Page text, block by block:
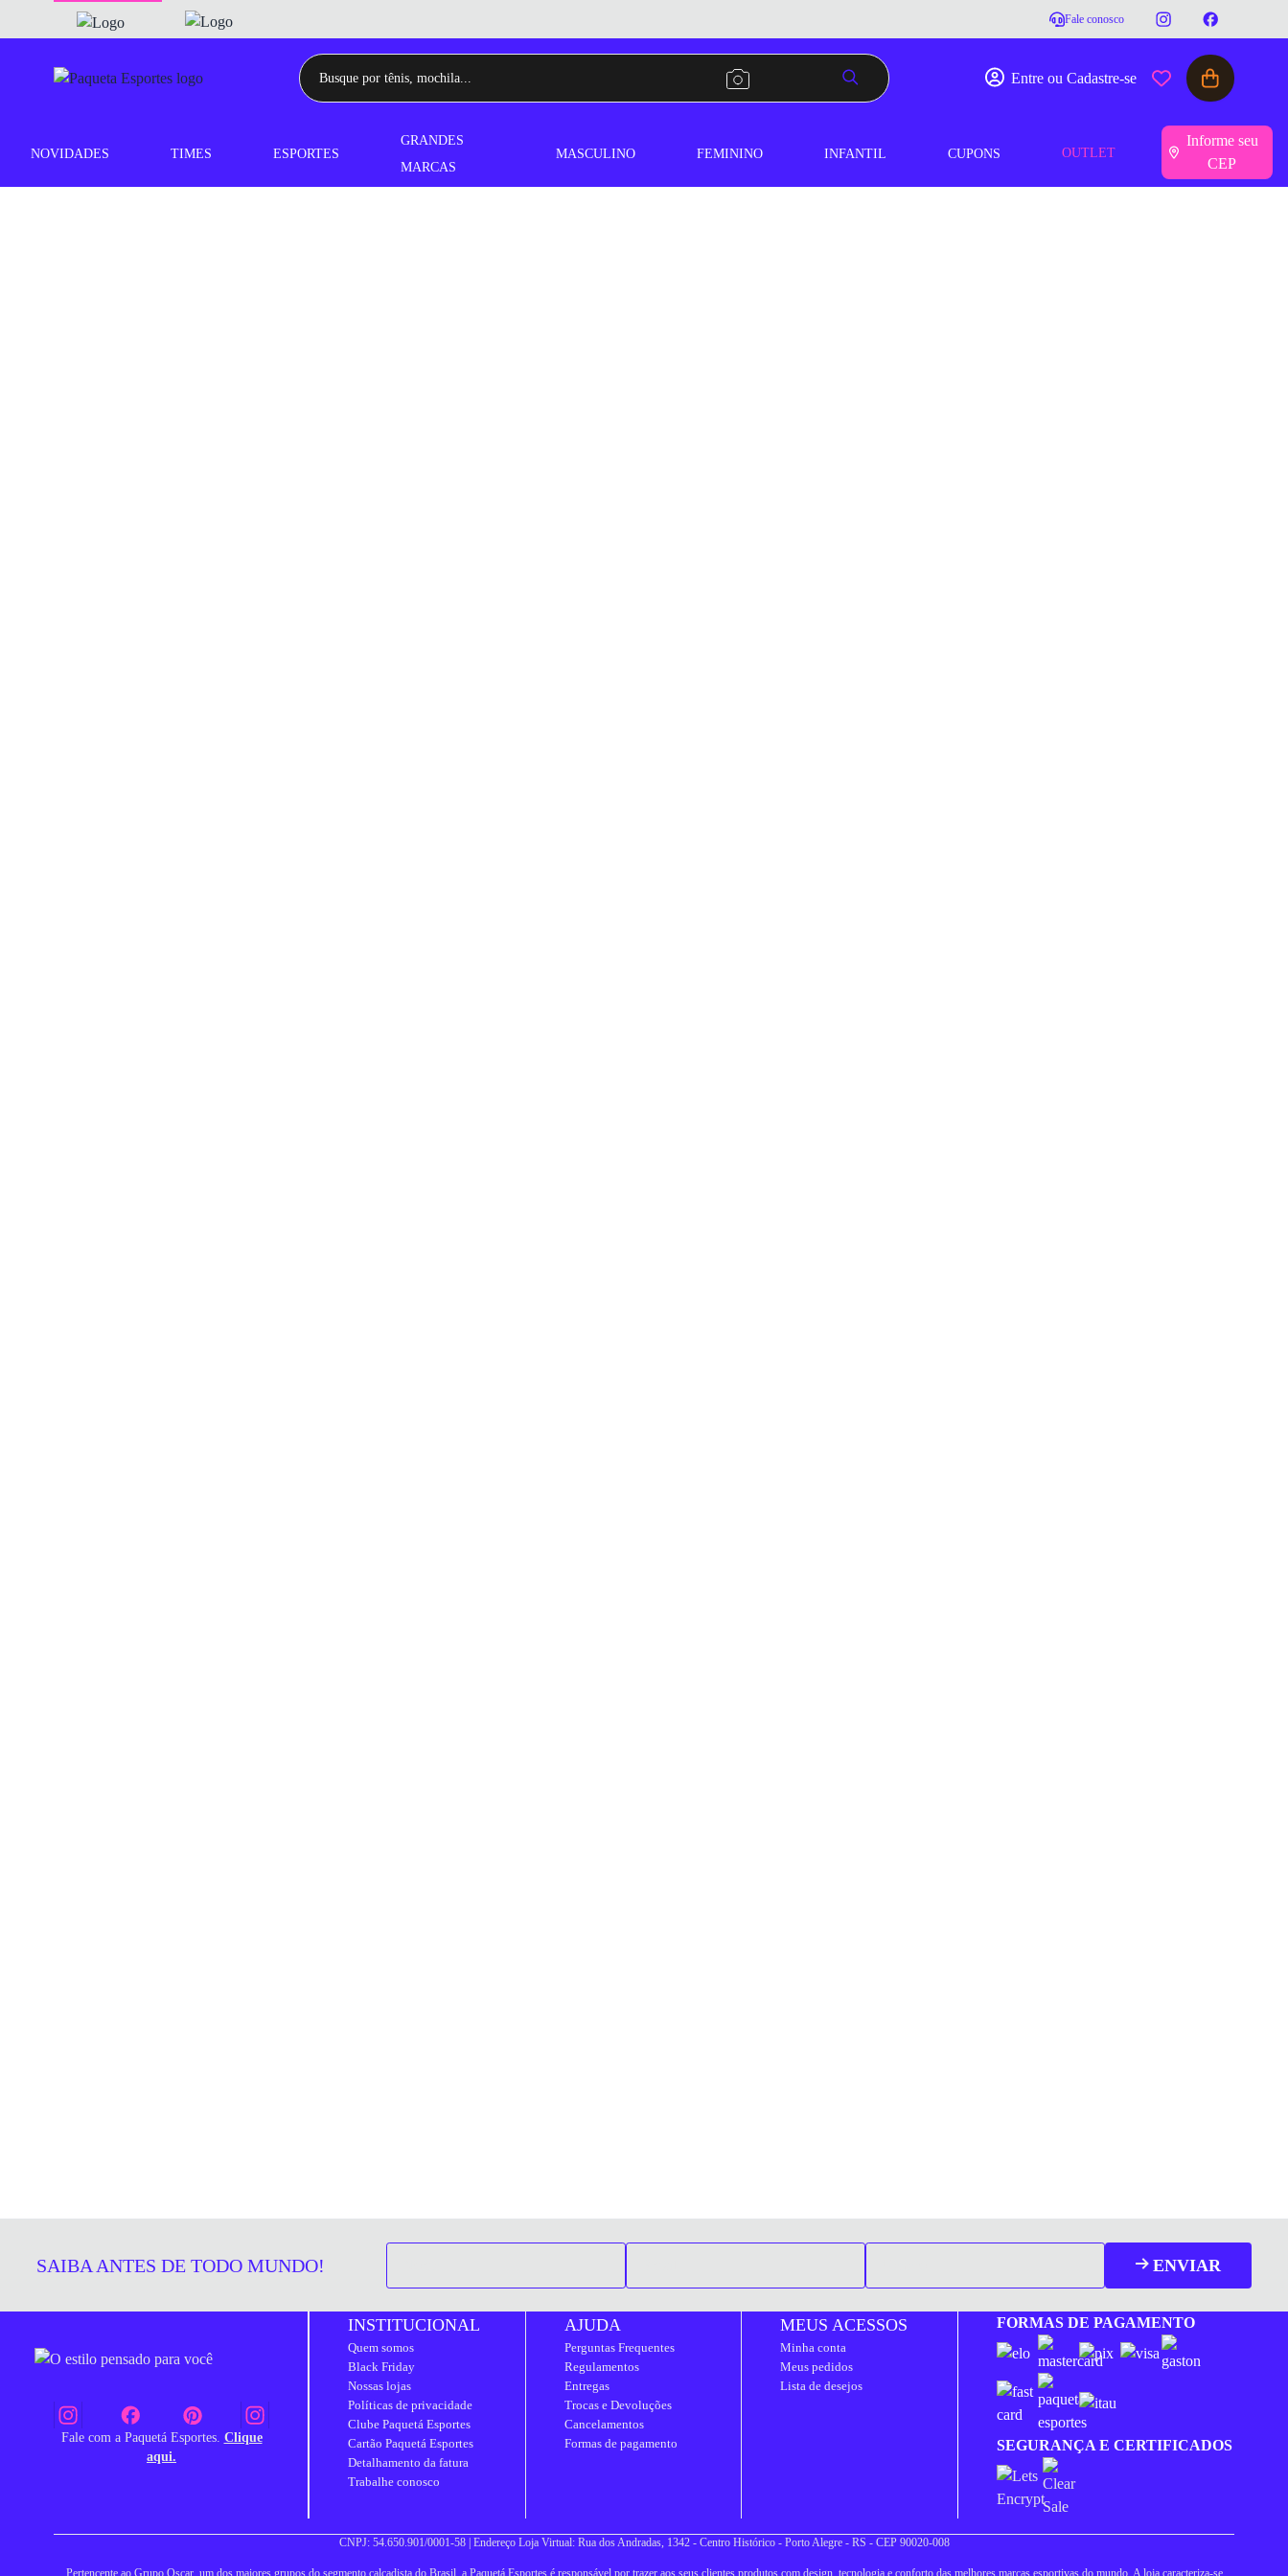
Fale conosco
Entre ou Cadastre-se
NOVIDADES TIMES ESPORTES
GRANDES
MARCAS
MASCULINO FEMININO INFANTIL CUPONS OUTLET
Informe seu
CEP
SAIBA ANTES DE TODO MUNDO! ENVIAR
Fale com a Paquetá Esportes. Clique
aqui.
INSTITUCIONAL
Quem somos
Black Friday
Nossas lojas
Políticas de privacidade
Clube Paquetá Esportes
Cartão Paquetá Esportes
Detalhamento da fatura
Trabalhe conosco
AJUDA
Perguntas Frequentes
Regulamentos
Entregas
Trocas e Devoluções
Cancelamentos
Formas de pagamento
MEUS ACESSOS
Minha conta
Meus pedidos
Lista de desejos
FORMAS DE PAGAMENTO
SEGURANÇA E CERTIFICADOS
CNPJ: 54.650.901/0001-58 | Endereço Loja Virtual: Rua dos Andradas, 1342 - Centro Histórico - Porto Alegre - RS - CEP 90020-008
Pertencente ao Grupo Oscar, um dos maiores grupos do segmento calçadista do Brasil, a Paquetá Esportes é responsável por trazer aos seus clientes produtos com design, tecnologia e conforto das melhores marcas esportivas do mundo. A loja caracteriza-se